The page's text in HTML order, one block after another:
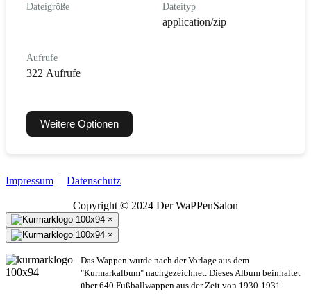
Dateigröße Dateityp
application/zip
Aufrufe
322 Aufrufe
Weitere Optionen
Impressum | Datenschutz
Copyright © 2024 Der WaPPenSalon
×
×
Das Wappen wurde nach der Vorlage aus dem
"Kurmarkalbum" nachgezeichnet. Dieses Album beinhaltet
über 640 Fußballwappen aus der Zeit von 1930-1931.